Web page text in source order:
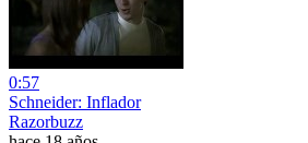
0:57
Schneider: Inflador
Razorbuzz